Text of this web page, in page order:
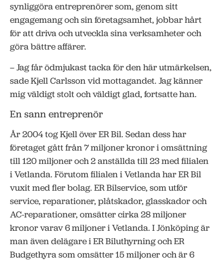
synliggöra entreprenörer som, genom sitt
engagemang och sin företagsamhet, jobbar hårt
för att driva och utveckla sina verksamheter och
göra bättre affärer.
– Jag får ödmjukast tacka för den här utmärkelsen,
sade Kjell Carlsson vid mottagandet. Jag känner
mig väldigt stolt och väldigt glad, fortsatte han.
En sann entreprenör
År 2004 tog Kjell över ER Bil. Sedan dess har
företaget gått från 7 miljoner kronor i omsättning
till 120 miljoner och 2 anställda till 23 med filialen
i Vetlanda. Förutom filialen i Vetlanda har ER Bil
vuxit med fler bolag. ER Bilservice, som utför
service, reparationer, plåtskador, glasskador och
AC-reparationer, omsätter cirka 28 miljoner
kronor varav 6 miljoner i Vetlanda. I Jönköping är
man även delägare i ER Biluthyrning och ER
Budgethyra som omsätter 15 miljoner och är 6